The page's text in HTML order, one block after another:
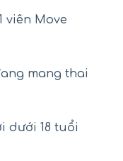
viên Move
mang thai
dưới 18 tuổi